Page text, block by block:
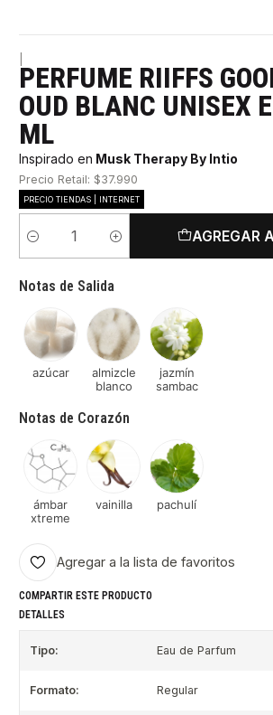
PERFUME RIIFFS
OUD BLANC UNISEX
ML
Inspirado en Musk Therapy By Intio
Precio Retail: $37.990
PRECIO TIENDAS | INTERNET
Cantidad
AGREGAR
Notas de Salida
azúcar
almizcle
blanco
jazmín
sambac
Notas de Corazón
ámbar
xtreme
vainilla pachulí
Agregar a la lista de favoritos
COMPARTIR ESTE PRODUCTO
DETALLES
Tipo: Eau de Parfum
Formato: Regular